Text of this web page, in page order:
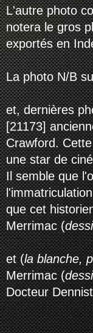
L'autre photo
notera le gros
exportés en
La photo N/B
et, dernières
[21173]
Crawford.
une star de
Il semble que
que cet
Merrimac (
et (la blanche,
Merrimac (
Docteur